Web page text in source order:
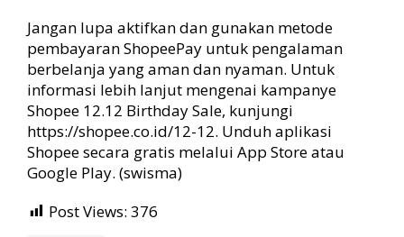
Jangan lupa aktifkan dan gunakan metode
pembayaran ShopeePay untuk pengalaman
berbelanja yang aman dan nyaman. Untuk
informasi lebih lanjut mengenai kampanye
Shopee 12.12 Birthday Sale, kunjungi
https://shopee.co.id/12-12. Unduh aplikasi
Shopee secara gratis melalui App Store atau
Google Play. (swisma)
Post Views: 376